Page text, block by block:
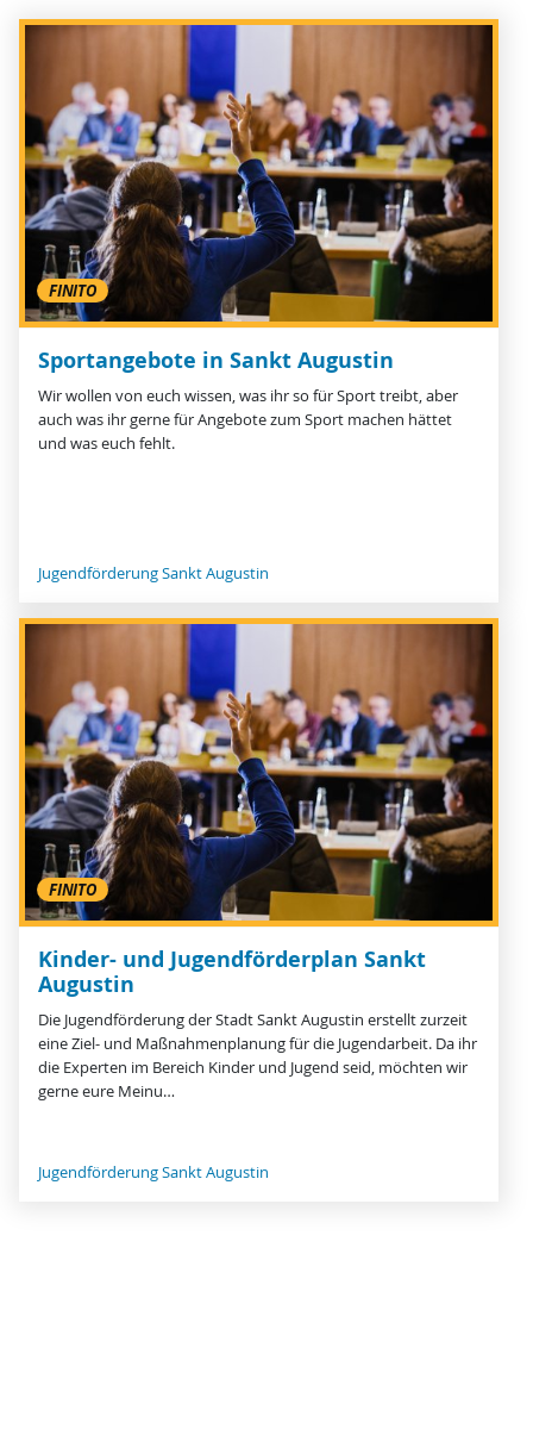
FINITO
Sportangebote in Sankt Augustin
Wir wollen von euch wissen, was ihr so für Sport treibt, aber
auch was ihr gerne für Angebote zum Sport machen hättet
und was euch fehlt.
Jugendförderung Sankt Augustin
FINITO
Kinder- und Jugendförderplan Sankt
Augustin
Die Jugendförderung der Stadt Sankt Augustin erstellt zurzeit
eine Ziel- und Maßnahmenplanung für die Jugendarbeit. Da ihr
die Experten im Bereich Kinder und Jugend seid, möchten wir
gerne eure Meinu…
Jugendförderung Sankt Augustin